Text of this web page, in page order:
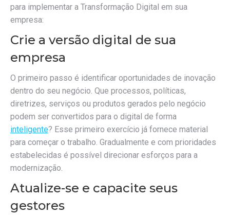
para implementar a Transformação Digital em sua
empresa:
Crie a versão digital de sua
empresa
O primeiro passo é identificar oportunidades de inovação
dentro do seu negócio. Que processos, políticas,
diretrizes, serviços ou produtos gerados pelo negócio
podem ser convertidos para o digital de forma
inteligente? Esse primeiro exercício já fornece material
para começar o trabalho. Gradualmente e com prioridades
estabelecidas é possível direcionar esforços para a
modernização.
Atualize-se e capacite seus
gestores